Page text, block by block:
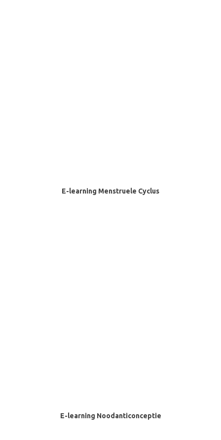
SELECTEER OPTIES
E-learning Menstruele Cyclus
SELECTEER OPTIES
E-learning Noodanticonceptie